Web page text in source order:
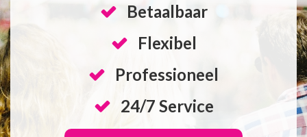
Betaalbaar
Flexibel
Professioneel
24/7 Service